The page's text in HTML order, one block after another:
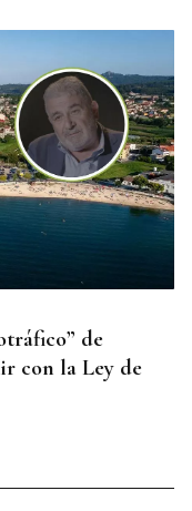
de
con la Ley de